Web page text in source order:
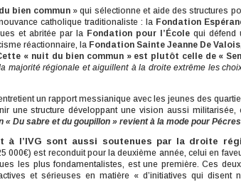
bien commun» qui sélectionne et aide des structures
catholique traditionaliste : la Fondation
et abritée par la Fondation pour l’École qui défend
réactionnaire, la Fondation Sainte Jeanne De Valois
« nuit du bien commun » est plutôt celle de «
majorité régionale et aiguillent à la droite extrême les
un rapport messianique avec les jeunes des
une structure développant une vision aussi militarisée,
« Du sabre et du goupillon » revient à la mode pour
l’IVG sont aussi soutenues par la droite
000€) est reconduit pour la deuxième année, celui en
les plus fondamentalistes, est une première. Ces
et sérieuses en matière « d’initiatives qui disent